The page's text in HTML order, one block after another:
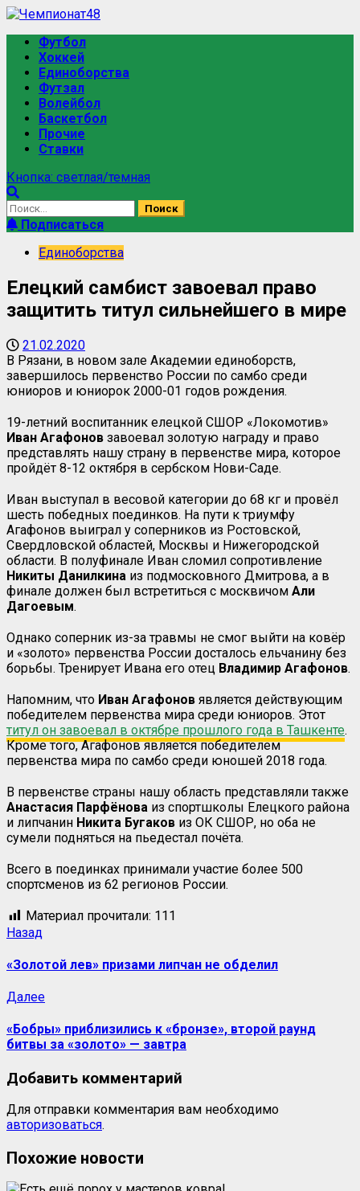
Футбол
Хоккей
Единоборства
Футзал
Волейбол
Баскетбол
Прочие
Ставки
Кнопка: светлая/темная
Подписаться
Единоборства
Елецкий самбист завоевал право
защитить титул сильнейшего в мире
21.02.2020
В Рязани, в новом зале Академии единоборств,
завершилось первенство России по самбо среди
юниоров и юниорок 2000-01 годов рождения.
19-летний воспитанник елецкой СШОР «Локомотив»
Иван Агафонов завоевал золотую награду и право
представлять нашу страну в первенстве мира, которое
пройдёт 8-12 октября в сербском Нови-Саде.
Иван выступал в весовой категории до 68 кг и провёл
шесть победных поединков. На пути к триумфу
Агафонов выиграл у соперников из Ростовской,
Свердловской областей, Москвы и Нижегородской
области. В полуфинале Иван сломил сопротивление
Никиты Данилкина из подмосковного Дмитрова, а в
финале должен был встретиться с москвичом Али
Дагоевым.
Однако соперник из-за травмы не смог выйти на ковёр
и «золото» первенства России досталось ельчанину без
борьбы. Тренирует Ивана его отец Владимир Агафонов.
Напомним, что Иван Агафонов является действующим
победителем первенства мира среди юниоров. Этот
титул он завоевал в октябре прошлого года в Ташкенте.
Кроме того, Агафонов является победителем
первенства мира по самбо среди юношей 2018 года.
В первенстве страны нашу область представляли также
Анастасия Парфёнова из спортшколы Елецкого района
и липчанин Никита Бугаков из ОК СШОР, но оба не
сумели подняться на пьедестал почёта.
Всего в поединках принимали участие более 500
спортсменов из 62 регионов России.
Материал прочитали: 111
Назад
«Золотой лев» призами липчан не обделил
Далее
«Бобры» приблизились к «бронзе», второй раунд
битвы за «золото» — завтра
Добавить комментарий
Для отправки комментария вам необходимо
авторизоваться.
Похожие новости